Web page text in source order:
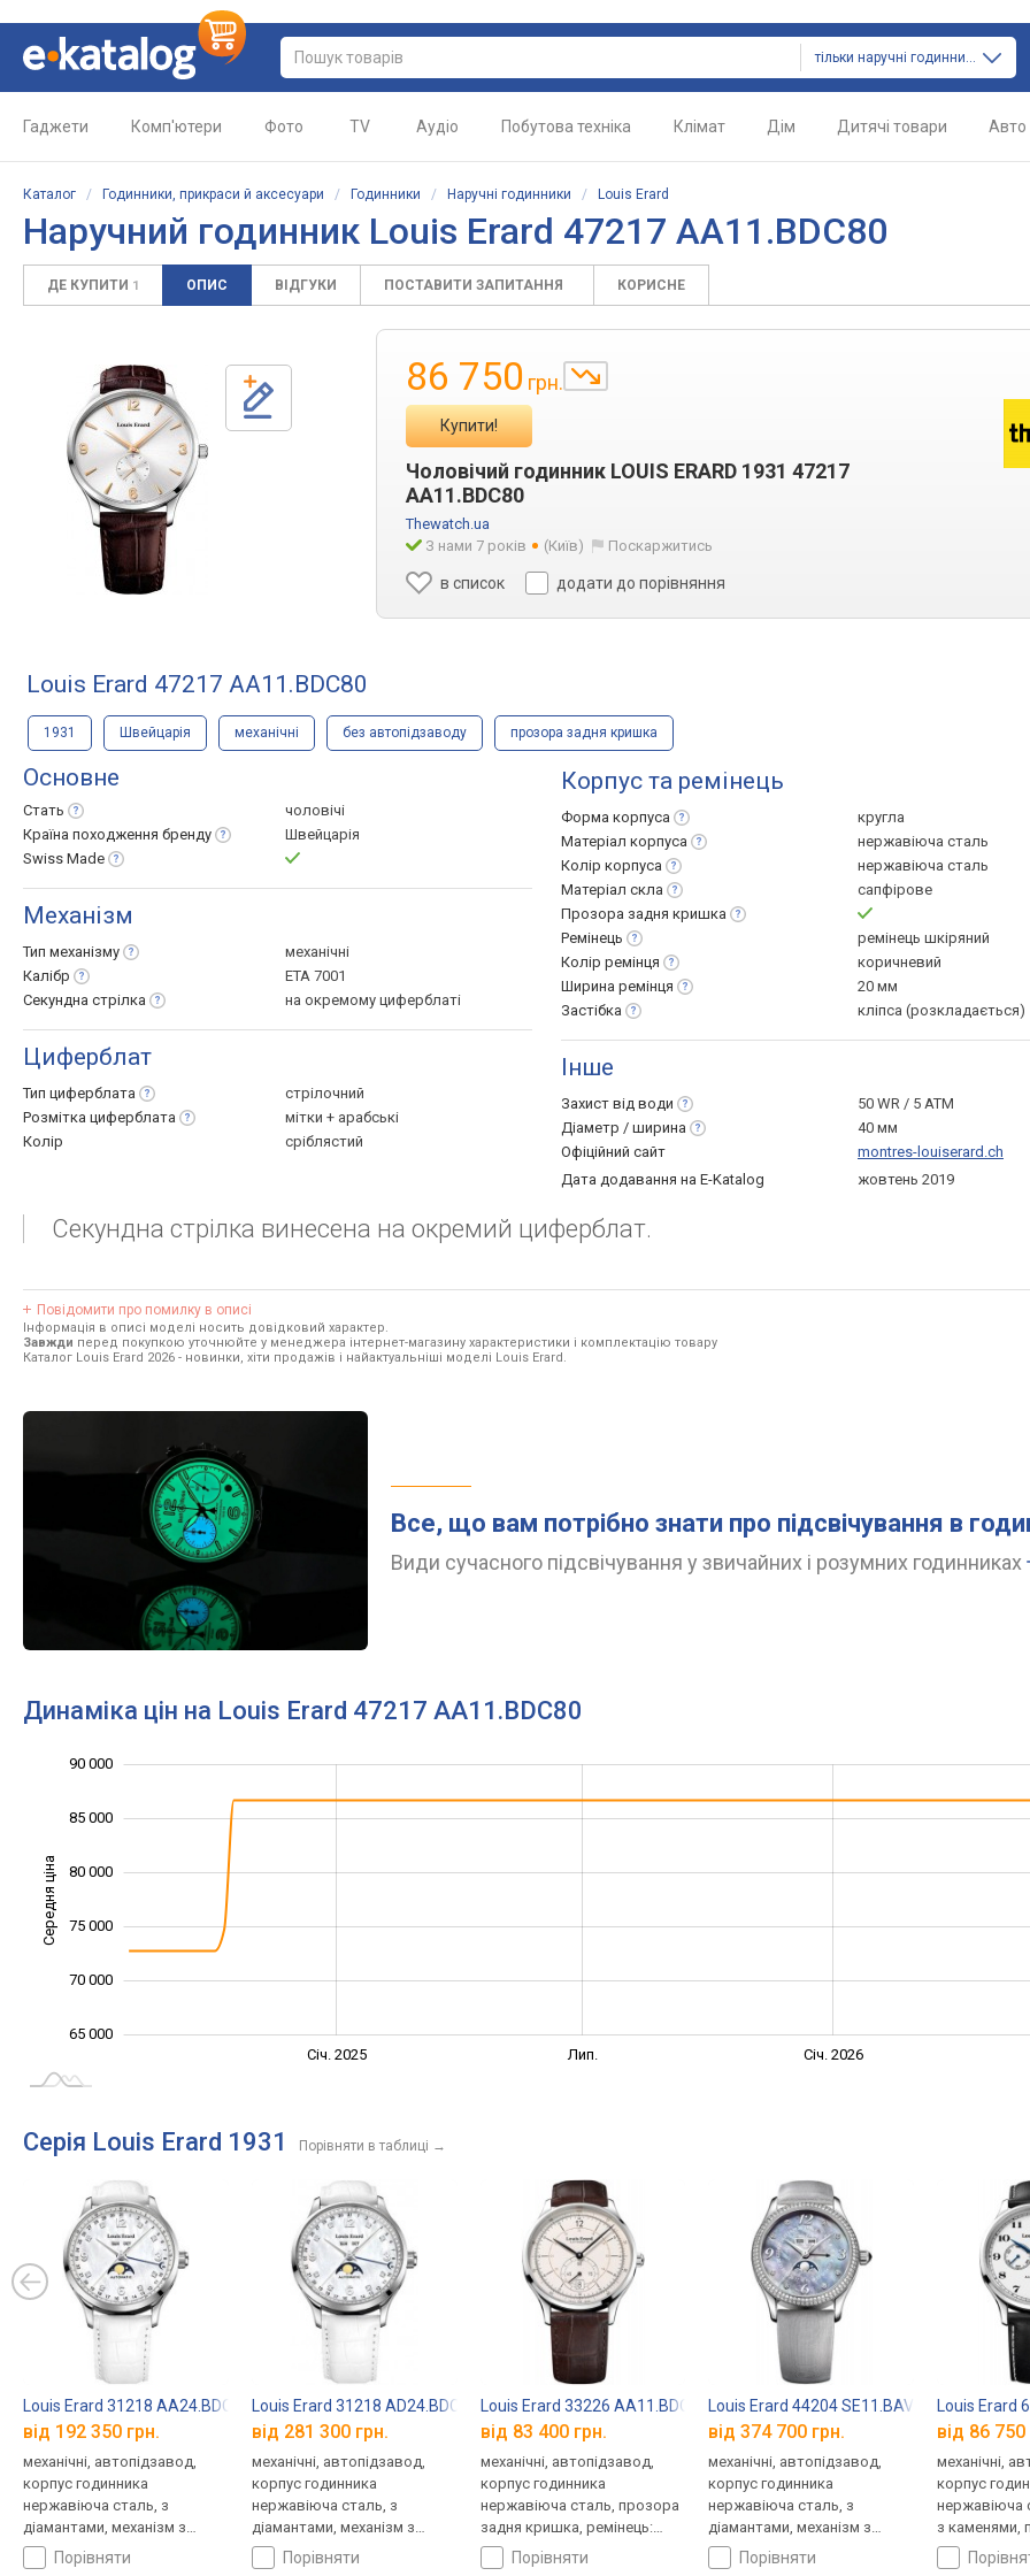
тільки наручні годинники
Гаджети Комп'ютери Фото TV Аудіо Побутова техніка Клімат Дім Дитячі товари Авто
Каталог / Годинники, прикраси й аксесуари / Годинники / Наручні годинники / Louis Erard
Наручний годинник Louis Erard 47217 AA11.BDC80
ДЕ КУПИТИ 1 ОПИС ВІДГУКИ ПОСТАВИТИ ЗАПИТАННЯ КОРИСНЕ
86 750 грн.
Купити!
Чоловічий годинник LOUIS ERARD 1931 47217
AA11.BDC80
Thewatch.ua
З нами 7 років
(Київ) Поскаржитись
в список додати до порівняння
Louis Erard 47217 AA11.BDC80
1931 Швейцарія механічні без автопідзаводу прозора задня кришка
Основне
Стать
чоловічі
Країна походження бренду
Швейцарія
Swiss Made
Механізм
Тип механізму
механічні
Калібр
ETA 7001
Секундна стрілка на окремому циферблаті
Циферблат
Тип циферблата
стрілочний
Розмітка циферблата
мітки + арабські
Колір
сріблястий
Корпус та ремінець
Форма корпуса
кругла
Матеріал корпуса
нержавіюча сталь
Колір корпуса
нержавіюча сталь
Матеріал скла
сапфірове
Прозора задня кришка
Ремінець
ремінець шкіряний
Колір ремінця
коричневий
Ширина ремінця
20 мм
Застібка
кліпса (розкладається)
Інше
Захист від води
50 WR / 5 ATM
Діаметр / ширина
40 мм
Офіційний сайт
montres-louiserard.ch
Дата додавання на E-Katalog
жовтень 2019
Секундна стрілка винесена на окремий циферблат.
Повідомити про помилку в описі
Інформація в описі моделі носить довідковий характер.
Завжди перед покупкою уточнюйте у менеджера інтернет-магазину характеристики і комплектацію товару
Каталог Louis Erard 2026 - новинки, хіти продажів і найактуальніші моделі Louis Erard.
Все, що вам потрібно знати про підсвічування в
Види сучасного підсвічування у звичайних і розумних годинниках
Динаміка цін на Louis Erard 47217 AA11.BDC80
Середня ціна
65 000
70 000
75 000
80 000
85 000
90 000
Січ. 2025 Лип. Січ. 2026
Серія Louis Erard 1931 Порівняти в таблиці →
Louis Erard 31218 AA24.BDC19
від 192 350 грн.
механічні, автопідзавод,
корпус годинника
нержавіюча сталь, з
діамантами, механізм з
каменями, прозора задня
кришка, фази місяця,
порівняти
Louis Erard 31218 AD24.BDC19
від 281 300 грн.
механічні, автопідзавод,
корпус годинника
нержавіюча сталь, з
діамантами, механізм з
каменями, прозора задня
кришка, фази місяця,
порівняти
Louis Erard 33226 AA11.BDC82
від 83 400 грн.
механічні, автопідзавод,
корпус годинника
нержавіюча сталь, прозора
задня кришка, ремінець:
ремінець шкіряний, WR 50,
Швейцарія
порівняти
Louis Erard 44204 SE11.BAV01
від 374 700 грн.
механічні, автопідзавод,
корпус годинника
нержавіюча сталь, з
діамантами, механізм з
каменями, прозора задня
кришка, фази місяця,
порівняти
Louis Erard
від 86 750
механічні,
корпус
нержавіюча
з каменями,
кришка,
шкіряний,